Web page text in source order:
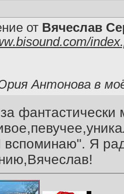
от Вячеслав
Антонова в
фантастически
вспоминаю". Я